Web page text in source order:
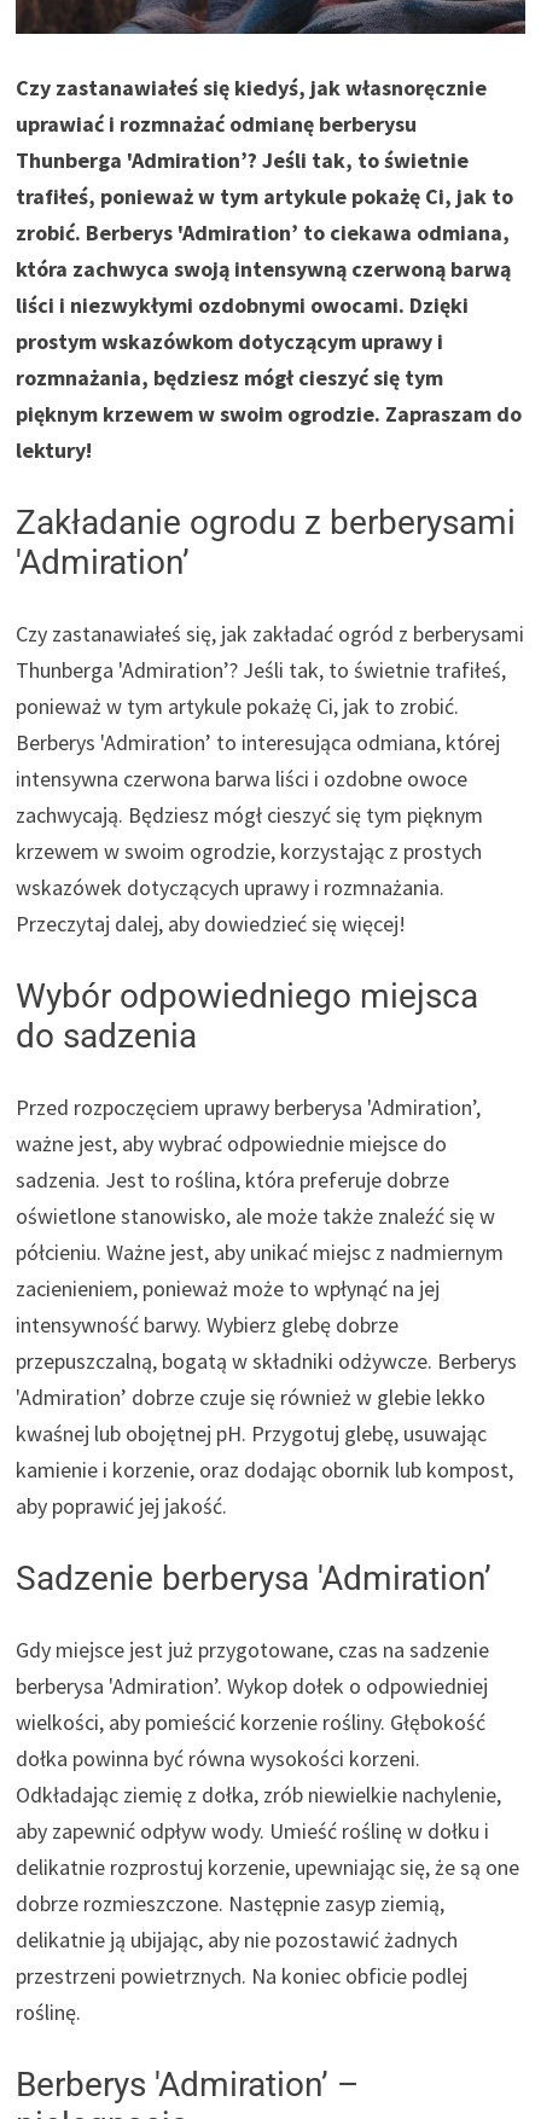
Czy zastanawiałeś się kiedyś, jak własnoręcznie
uprawiać i rozmnażać odmianę berberysu
Thunberga 'Admiration’? Jeśli tak, to świetnie
trafiłeś, ponieważ w tym artykule pokażę Ci, jak to
zrobić. Berberys 'Admiration’ to ciekawa odmiana,
która zachwyca swoją intensywną czerwoną barwą
liści i niezwykłymi ozdobnymi owocami. Dzięki
prostym wskazówkom dotyczącym uprawy i
rozmnażania, będziesz mógł cieszyć się tym
pięknym krzewem w swoim ogrodzie. Zapraszam do
lektury!
Zakładanie ogrodu z berberysami
'Admiration’
Czy zastanawiałeś się, jak zakładać ogród z berberysami
Thunberga 'Admiration’? Jeśli tak, to świetnie trafiłeś,
ponieważ w tym artykule pokażę Ci, jak to zrobić.
Berberys 'Admiration’ to interesująca odmiana, której
intensywna czerwona barwa liści i ozdobne owoce
zachwycają. Będziesz mógł cieszyć się tym pięknym
krzewem w swoim ogrodzie, korzystając z prostych
wskazówek dotyczących uprawy i rozmnażania.
Przeczytaj dalej, aby dowiedzieć się więcej!
Wybór odpowiedniego miejsca
do sadzenia
Przed rozpoczęciem uprawy berberysa 'Admiration’,
ważne jest, aby wybrać odpowiednie miejsce do
sadzenia. Jest to roślina, która preferuje dobrze
oświetlone stanowisko, ale może także znaleźć się w
półcieniu. Ważne jest, aby unikać miejsc z nadmiernym
zacienieniem, ponieważ może to wpłynąć na jej
intensywność barwy. Wybierz glebę dobrze
przepuszczalną, bogatą w składniki odżywcze. Berberys
'Admiration’ dobrze czuje się również w glebie lekko
kwaśnej lub obojętnej pH. Przygotuj glebę, usuwając
kamienie i korzenie, oraz dodając obornik lub kompost,
aby poprawić jej jakość.
Sadzenie berberysa 'Admiration’
Gdy miejsce jest już przygotowane, czas na sadzenie
berberysa 'Admiration’. Wykop dołek o odpowiedniej
wielkości, aby pomieścić korzenie rośliny. Głębokość
dołka powinna być równa wysokości korzeni.
Odkładając ziemię z dołka, zrób niewielkie nachylenie,
aby zapewnić odpływ wody. Umieść roślinę w dołku i
delikatnie rozprostuj korzenie, upewniając się, że są one
dobrze rozmieszczone. Następnie zasyp ziemią,
delikatnie ją ubijając, aby nie pozostawić żadnych
przestrzeni powietrznych. Na koniec obficie podlej
roślinę.
Berberys 'Admiration’ –